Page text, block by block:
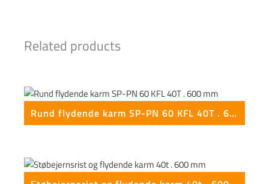
Related products
Rund flydende karm SP-PN 60 KFL 40T . 600 mm